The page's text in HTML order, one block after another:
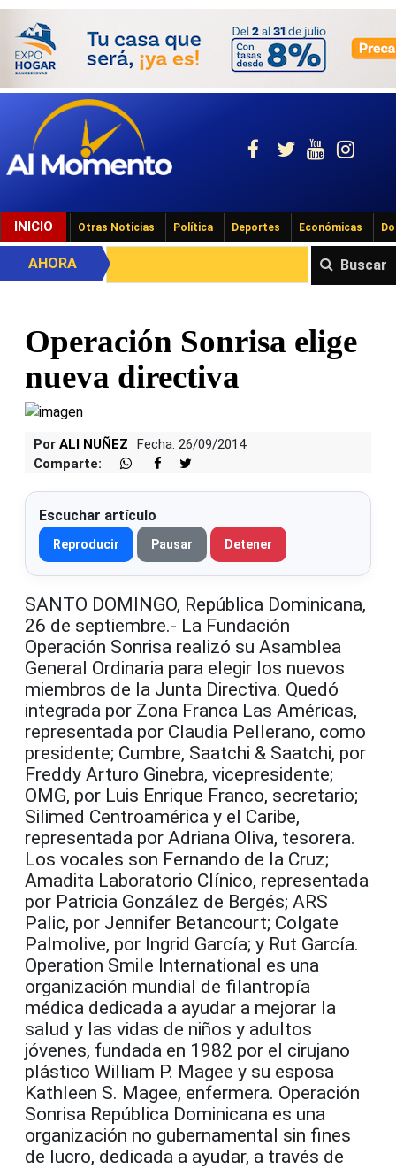
INICIO Otras Noticias Política Deportes Económicas
Buscar
AHORA
Operación Sonrisa elige
nueva directiva
Por ALI NUÑEZ
Fecha: 26/09/2014
Comparte:
Escuchar artículo
Reproducir Pausar Detener
SANTO DOMINGO, República Dominicana,
26 de septiembre.- La Fundación
Operación Sonrisa realizó su Asamblea
General Ordinaria para elegir los nuevos
miembros de la Junta Directiva. Quedó
integrada por Zona Franca Las Américas,
representada por Claudia Pellerano, como
presidente; Cumbre, Saatchi & Saatchi, por
Freddy Arturo Ginebra, vicepresidente;
OMG, por Luis Enrique Franco, secretario;
Silimed Centroamérica y el Caribe,
representada por Adriana Oliva, tesorera.
Los vocales son Fernando de la Cruz;
Amadita Laboratorio Clínico, representada
por Patricia González de Bergés; ARS
Palic, por Jennifer Betancourt; Colgate
Palmolive, por Ingrid García; y Rut García.
Operation Smile International es una
organización mundial de filantropía
médica dedicada a ayudar a mejorar la
salud y las vidas de niños y adultos
jóvenes, fundada en 1982 por el cirujano
plástico William P. Magee y su esposa
Kathleen S. Magee, enfermera. Operación
Sonrisa República Dominicana es una
organización no gubernamental sin fines
de lucro, dedicada a ayudar, a través de